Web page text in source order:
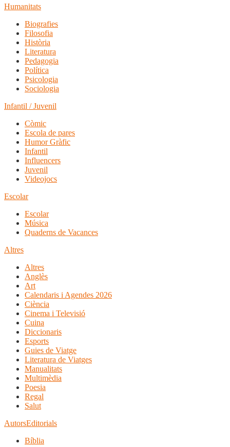
Humanitats
Biografies
Filosofia
Història
Literatura
Pedagogia
Política
Psicologia
Sociologia
Infantil / Juvenil
Còmic
Escola de pares
Humor Gràfic
Infantil
Influencers
Juvenil
Videojocs
Escolar
Escolar
Música
Quaderns de Vacances
Altres
Altres
Anglès
Art
Calendaris i Agendes 2026
Ciència
Cinema i Televisió
Cuina
Diccionaris
Esports
Guies de Viatge
Literatura de Viatges
Manualitats
Multimèdia
Poesia
Regal
Salut
AutorsEditorials
Bíblia